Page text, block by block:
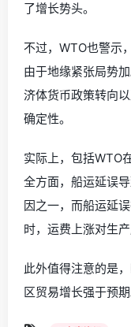
了增长势头。
不过，WTO也警示
由于地缘紧张局势
济体货币政策转向
确定性。
实际上，包括WTO
全方面，船运延误
因之一，而船运延
时，运费上涨对生
此外值得注意的是
区贸易增长强于预期